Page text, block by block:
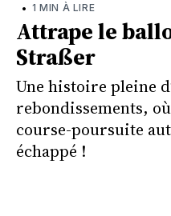
blog
• 1 MIN À LIRE
Attrape le
Straßer
Une histoire pleine
rebondissements,
course-poursuite
échappé !